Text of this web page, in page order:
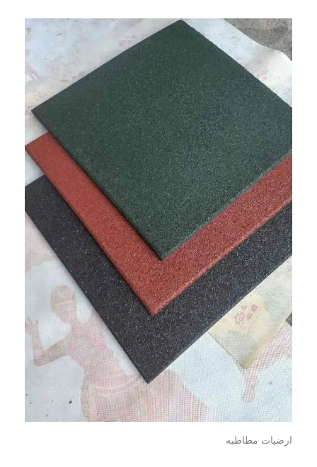
ارضيات مطاطيه